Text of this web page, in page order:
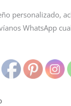
personalizado,
WhatsApp